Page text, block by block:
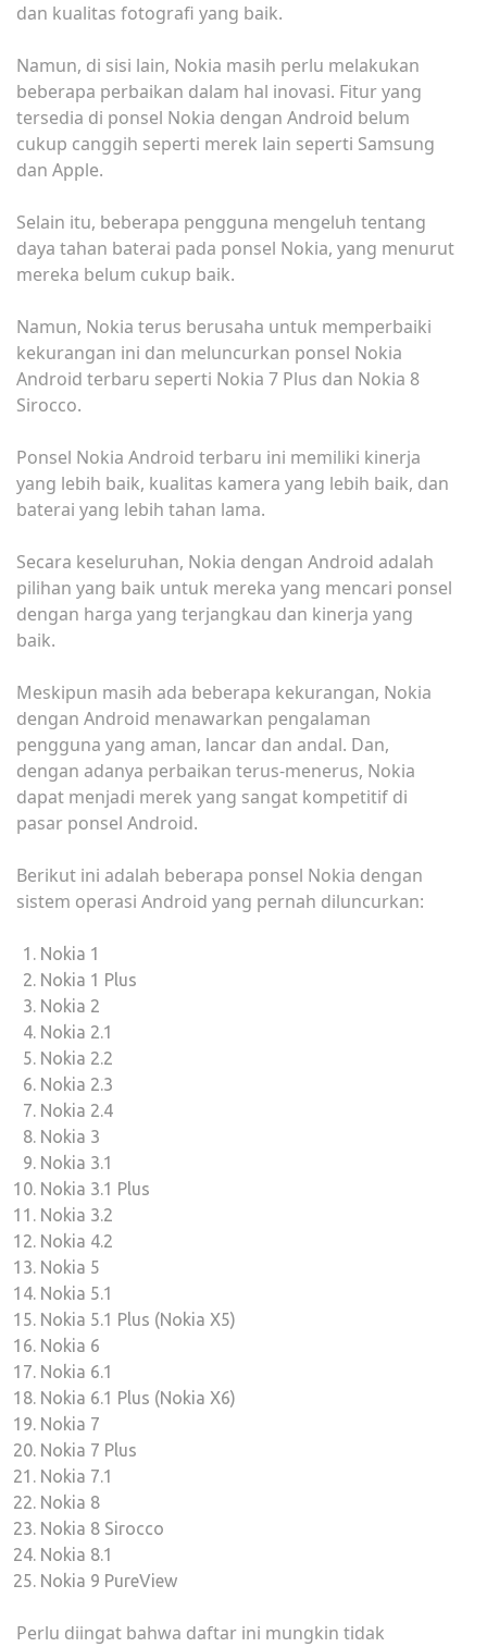
dan kualitas fotografi yang baik.
Namun, di sisi lain, Nokia masih perlu melakukan
beberapa perbaikan dalam hal inovasi. Fitur yang
tersedia di ponsel Nokia dengan Android belum
cukup canggih seperti merek lain seperti Samsung
dan Apple.
Selain itu, beberapa pengguna mengeluh tentang
daya tahan baterai pada ponsel Nokia, yang menurut
mereka belum cukup baik.
Namun, Nokia terus berusaha untuk memperbaiki
kekurangan ini dan meluncurkan ponsel Nokia
Android terbaru seperti Nokia 7 Plus dan Nokia 8
Sirocco.
Ponsel Nokia Android terbaru ini memiliki kinerja
yang lebih baik, kualitas kamera yang lebih baik, dan
baterai yang lebih tahan lama.
Secara keseluruhan, Nokia dengan Android adalah
pilihan yang baik untuk mereka yang mencari ponsel
dengan harga yang terjangkau dan kinerja yang
baik.
Meskipun masih ada beberapa kekurangan, Nokia
dengan Android menawarkan pengalaman
pengguna yang aman, lancar dan andal. Dan,
dengan adanya perbaikan terus-menerus, Nokia
dapat menjadi merek yang sangat kompetitif di
pasar ponsel Android.
Berikut ini adalah beberapa ponsel Nokia dengan
sistem operasi Android yang pernah diluncurkan:
Nokia 1
Nokia 1 Plus
Nokia 2
Nokia 2.1
Nokia 2.2
Nokia 2.3
Nokia 2.4
Nokia 3
Nokia 3.1
Nokia 3.1 Plus
Nokia 3.2
Nokia 4.2
Nokia 5
Nokia 5.1
Nokia 5.1 Plus (Nokia X5)
Nokia 6
Nokia 6.1
Nokia 6.1 Plus (Nokia X6)
Nokia 7
Nokia 7 Plus
Nokia 7.1
Nokia 8
Nokia 8 Sirocco
Nokia 8.1
Nokia 9 PureView
Perlu diingat bahwa daftar ini mungkin tidak